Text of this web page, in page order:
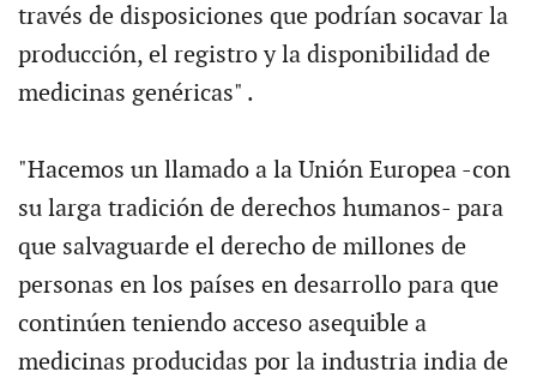
través de disposiciones que podrían socavar la
producción, el registro y la disponibilidad de
medicinas genéricas" .
"Hacemos un llamado a la Unión Europea -con
su larga tradición de derechos humanos- para
que salvaguarde el derecho de millones de
personas en los países en desarrollo para que
continúen teniendo acceso asequible a
medicinas producidas por la industria india de